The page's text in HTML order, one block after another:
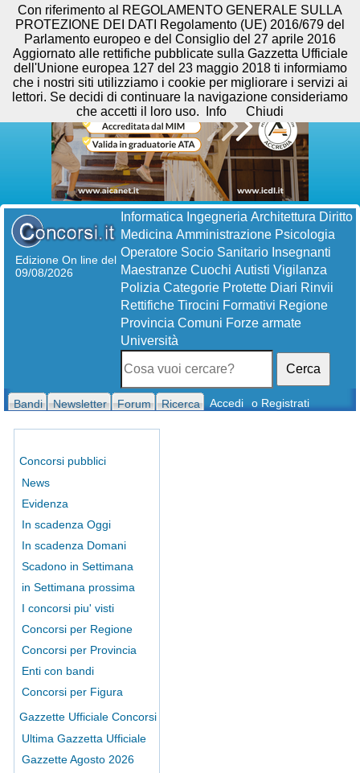
Edizione On line del
09/08/2026
Informatica Ingegneria Architettura Diritto
Medicina Amministrazione Psicologia
Operatore Socio Sanitario Insegnanti
Maestranze Cuochi Autisti Vigilanza
Polizia Categorie Protette Diari Rinvii
Rettifiche Tirocini Formativi Regione
Provincia Comuni Forze armate
Università
Cerca
Bandi Newsletter Forum Ricerca Accedi o Registrati
Concorsi pubblici
News
Evidenza
In scadenza Oggi
In scadenza Domani
Scadono in Settimana
in Settimana prossima
I concorsi piu' visti
Concorsi per Regione
Concorsi per Provincia
Enti con bandi
Concorsi per Figura
Gazzette Ufficiale Concorsi
Ultima Gazzetta Ufficiale
Gazzette Agosto 2026
Con riferimento al REGOLAMENTO GENERALE SULLA
PROTEZIONE DEI DATI Regolamento (UE) 2016/679 del
Parlamento europeo e del Consiglio del 27 aprile 2016
Aggiornato alle rettifiche pubblicate sulla Gazzetta Ufficiale
dell'Unione europea 127 del 23 maggio 2018 ti informiamo
che i nostri siti utilizziamo i cookie per migliorare i servizi ai
lettori. Se decidi di continuare la navigazione consideriamo
che accetti il loro uso.
Info Chiudi